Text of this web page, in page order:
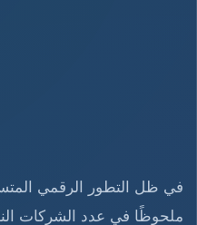
في ظل التطور الرقمي
ملحوظًا في عدد الشركات